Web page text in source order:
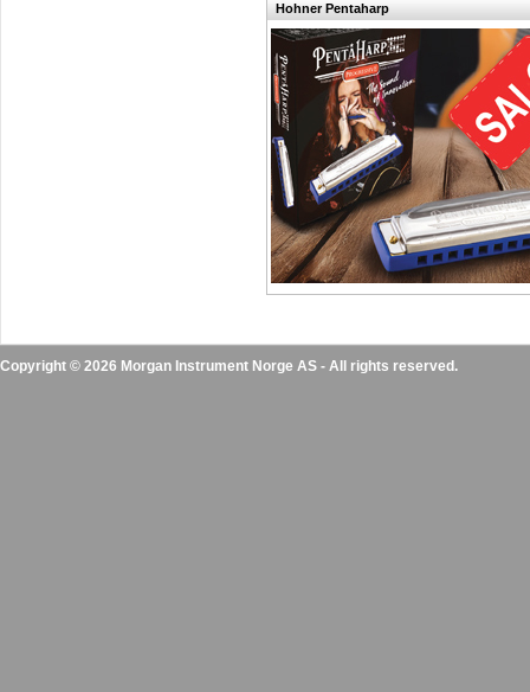
Hohner Pentaharp
Copyright © 2026 Morgan Instrument Norge AS - All rights reserved.